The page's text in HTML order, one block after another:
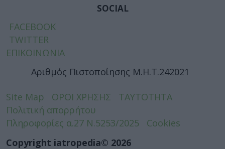
SOCIAL
FACEBOOK
TWITTER
ΕΠΙΚΟΙΝΩΝΙΑ
Αριθμός Πιστοποίησης Μ.Η.Τ.242021
Site Map ΟΡΟΙ ΧΡΗΣΗΣ
ΤΑΥΤΟΤΗΤΑ
Πολιτική απορρήτου
Πληροφορίες α.27 Ν.5253/2025
Cookies
Copyright iatropedia© 2026